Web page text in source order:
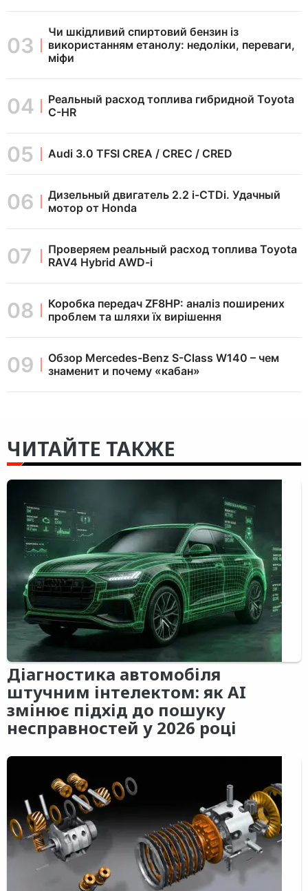
Чи шкідливий спиртовий бензин із
використанням етанолу: недоліки, переваги,
міфи
Реальный расход топлива гибридной Toyota
C-HR
Audi 3.0 TFSI CREA / CREC / CRED
Дизельный двигатель 2.2 i-CTDi. Удачный
мотор от Honda
Проверяем реальный расход топлива Toyota
RAV4 Hybrid AWD-i
Коробка передач ZF8HP: аналіз поширених
проблем та шляхи їх вирішення
Обзор Mercedes-Benz S-Class W140 – чем
знаменит и почему «кабан»
ЧИТАЙТЕ ТАКЖЕ
Діагностика автомобіля
штучним інтелектом: як AI
змінює підхід до пошуку
несправностей у 2026 році